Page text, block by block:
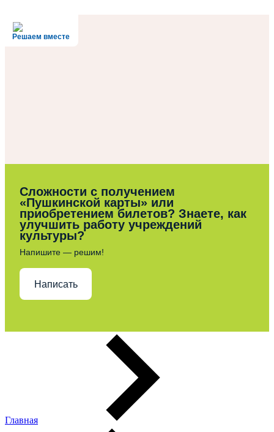
Решаем вместе
Сложности с получением
«Пушкинской карты» или
приобретением билетов? Знаете, как
улучшить работу учреждений
культуры?
Напишите — решим!
Написать
Главная